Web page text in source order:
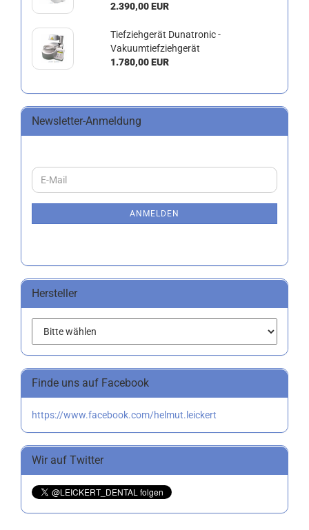
2.390,00 EUR
Tiefziehgerät Dunatronic -
Vakuumtiefziehgerät
1.780,00 EUR
Newsletter-Anmeldung
WEITER
ZUR
E-
Mail
ANMELDEN
Hersteller
Finde uns auf Facebook
https://www.facebook.com/helmut.leickert
Wir auf Twitter